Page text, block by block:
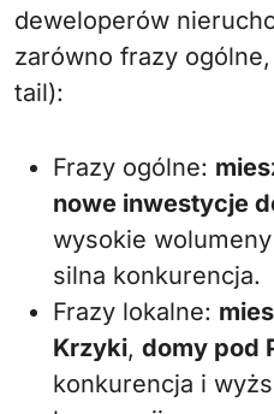
deweloperów
zarówno frazy
tail):
Frazy ogólne:
nowe inwestycje
wysokie
silna konkurencja.
Frazy lokalne:
Krzyki, domy pod
konkurencja i